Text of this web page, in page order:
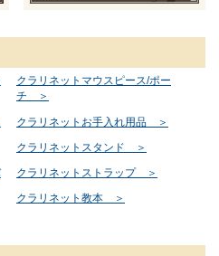
クラリネットマウスピース/ポー
チ ＞
クラリネットお手入れ用品 ＞
クラリネットスタンド ＞
クラリネットストラップ ＞
クラリネット教本 ＞